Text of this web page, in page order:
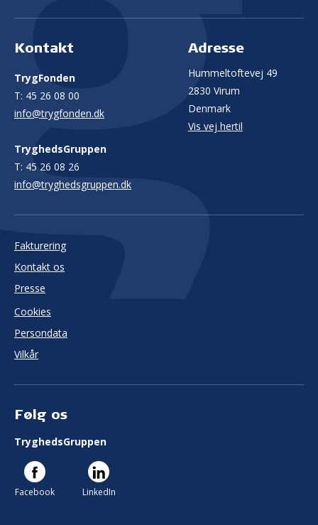
Kontakt
TrygFonden
T: 45 26 08 00
info@trygfonden.dk
TryghedsGruppen
T: 45 26 08 26
info@tryghedsgruppen.dk
Adresse
Hummeltoftevej 49
2830 Virum
Denmark
Vis vej hertil
Fakturering
Kontakt os
Presse
Cookies
Persondata
Vilkår
Følg os
TryghedsGruppen
Facebook LinkedIn